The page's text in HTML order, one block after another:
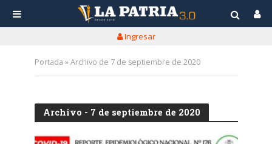
Ingresar
Portada »Archivo de 7 de septiembre de 2020
Archivo - 7 de septiembre de 2020